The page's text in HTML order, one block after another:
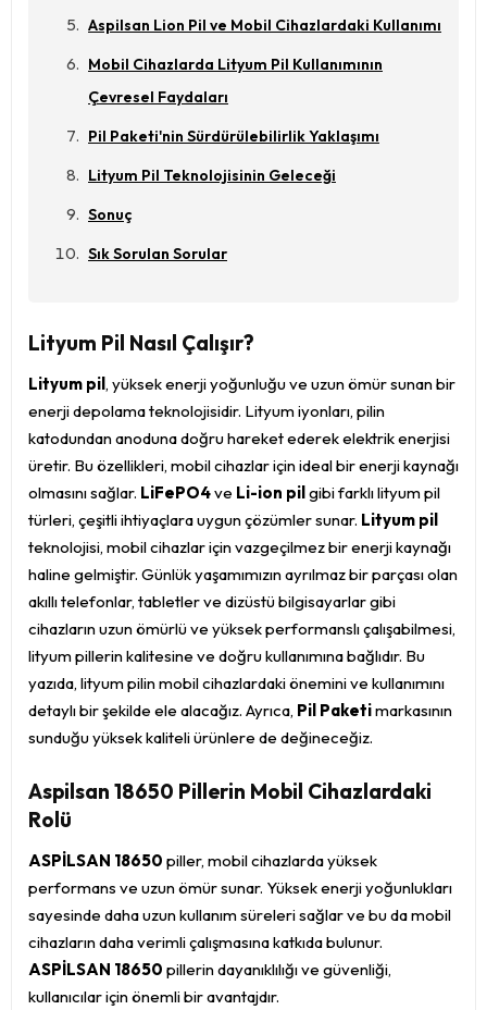
Aspilsan Lion Pil ve Mobil Cihazlardaki Kullanımı
Mobil Cihazlarda Lityum Pil Kullanımının
Çevresel Faydaları
Pil Paketi'nin Sürdürülebilirlik Yaklaşımı
Lityum Pil Teknolojisinin Geleceği
Sonuç
Sık Sorulan Sorular
Lityum Pil Nasıl Çalışır?
Lityum pil, yüksek enerji yoğunluğu ve uzun ömür sunan bir
enerji depolama teknolojisidir. Lityum iyonları, pilin
katodundan anoduna doğru hareket ederek elektrik enerjisi
üretir. Bu özellikleri, mobil cihazlar için ideal bir enerji kaynağı
olmasını sağlar. LiFePO4ve Li-ion pilgibi farklı lityum pil
türleri, çeşitli ihtiyaçlara uygun çözümler sunar. Lityum pil
teknolojisi, mobil cihazlar için vazgeçilmez bir enerji kaynağı
haline gelmiştir. Günlük yaşamımızın ayrılmaz bir parçası olan
akıllı telefonlar, tabletler ve dizüstü bilgisayarlar gibi
cihazların uzun ömürlü ve yüksek performanslı çalışabilmesi,
lityum pillerin kalitesine ve doğru kullanımına bağlıdır. Bu
yazıda, lityum pilin mobil cihazlardaki önemini ve kullanımını
detaylı bir şekilde ele alacağız. Ayrıca, Pil Paketimarkasının
sunduğu yüksek kaliteli ürünlere de değineceğiz.
Aspilsan 18650 Pillerin Mobil Cihazlardaki
Rolü
ASPİLSAN 18650 piller, mobil cihazlarda yüksek
performans ve uzun ömür sunar. Yüksek enerji yoğunlukları
sayesinde daha uzun kullanım süreleri sağlar ve bu da mobil
cihazların daha verimli çalışmasına katkıda bulunur.
ASPİLSAN 18650 pillerin dayanıklılığı ve güvenliği,
kullanıcılar için önemli bir avantajdır.